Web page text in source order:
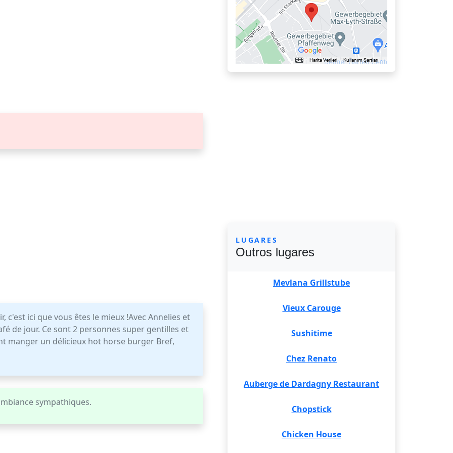
c'est ici que vous êtes le mieux !Avec Annelies et
de jour. Ce sont 2 personnes super gentilles et
manger un délicieux hot horse burger Bref,
sympathiques.
LUGARES
Outros lugares
Mevlana Grillstube
Vieux Carouge
Sushitime
Chez Renato
Auberge de Dardagny Restaurant
Chopstick
Chicken House